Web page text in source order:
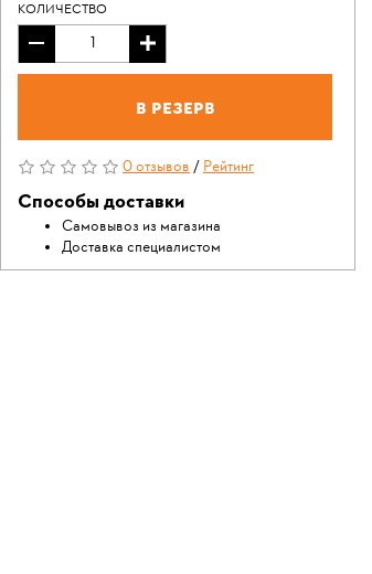
КОЛИЧЕСТВО
В резерв
0 отзывов/Рейтинг
Способы доставки
Самовывоз из магазина
Доставка специалистом